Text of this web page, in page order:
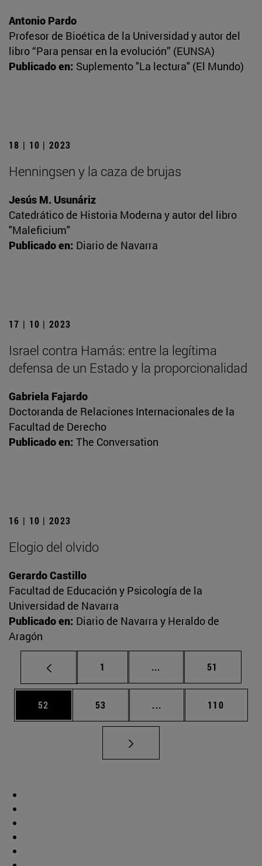
Antonio Pardo
Profesor de Bioética de la Universidad y autor del
libro “Para pensar en la evolución” (EUNSA)
Publicado en: Suplemento "La lectura" (El Mundo)
18 | 10 | 2023
Henningsen y la caza de brujas
Jesús M. Usunáriz
Catedrático de Historia Moderna y autor del libro
"Maleficium"
Publicado en: Diario de Navarra
17 | 10 | 2023
Israel contra Hamás: entre la legítima
defensa de un Estado y la proporcionalidad
Gabriela Fajardo
Doctoranda de Relaciones Internacionales de la
Facultad de Derecho
Publicado en: The Conversation
16 | 10 | 2023
Elogio del olvido
Gerardo Castillo
Facultad de Educación y Psicología de la
Universidad de Navarra
Publicado en: Diario de Navarra y Heraldo de
Aragón
Página
1 ... Páginas intermedias
Página
51
Página
52 Página
53 ... Páginas intermedias
Página
110